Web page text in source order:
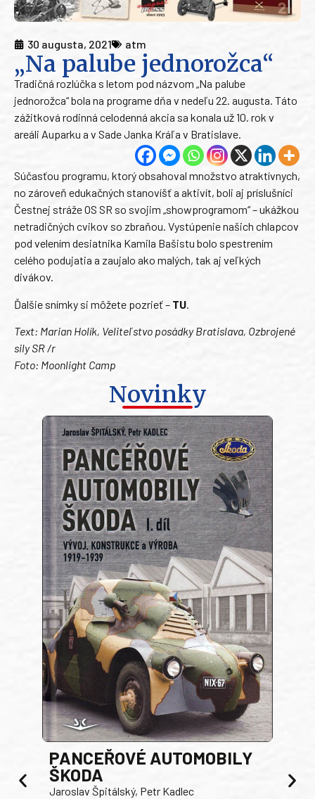
30 augusta, 2021 atm
„Na palube jednorožca“
Tradičná rozlúčka s letom pod názvom „Na palube
jednorožca“ bola na programe dňa v nedeľu 22. augusta. Táto
zážitková rodinná celodenná akcia sa konala už 10. rok v
areáli Auparku a v Sade Janka Kráľa v Bratislave.
Súčasťou programu, ktorý obsahoval množstvo atraktívnych,
no zároveň edukačných stanovíšť a aktivít, boli aj príslušníci
Čestnej stráže OS SR so svojim „showprogramom“ – ukážkou
netradičných cvikov so zbraňou. Vystúpenie našich chlapcov
pod velením desiatnika Kamila Bašistu bolo spestrením
celého podujatia a zaujalo ako malých, tak aj veľkých
divákov.
Ďalšie snímky si môžete pozrieť – TU
Text: Marian Holík, Veliteľstvo posádky Bratislava, Ozbrojené
sily SR /r
Foto: Moonlight Camp
Novinky
PANCEŘOVÉ AUTOMOBILY
ŠKODA
Jaroslav Špitálský, Petr Kadlec